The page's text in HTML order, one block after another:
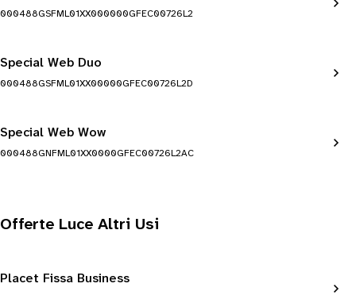
000488GSFML01XX000000GFEC00726L2
Special Web Duo
000488GSFML01XX00000GFEC00726L2D
Special Web Wow
000488GNFML01XX0000GFEC00726L2AC
Offerte Luce Altri Usi
Placet Fissa Business